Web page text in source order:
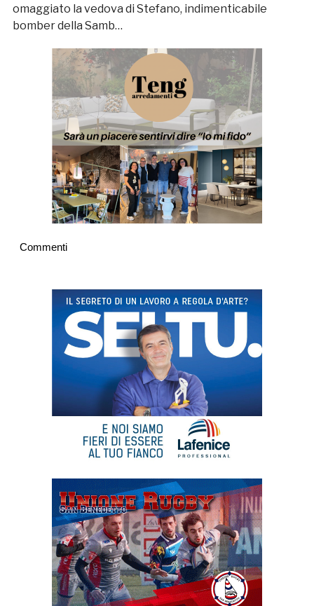
omaggiato la vedova di Stefano, indimenticabile
bomber della Samb…
Commenti